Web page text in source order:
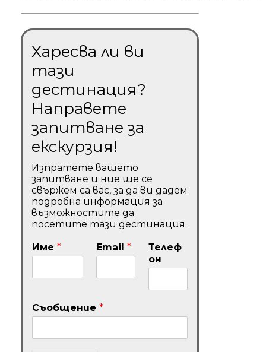
Харесва ли ви
тази
дестинация?
Направете
запитване за
екскурзия!
Изпратете вашето
запитване и ние ще се
свържем са вас, за да ви дадем
подробна информация за
възможностите да
посетите тази дестинация.
Име * Email *
Телеф
он
Съобщение *